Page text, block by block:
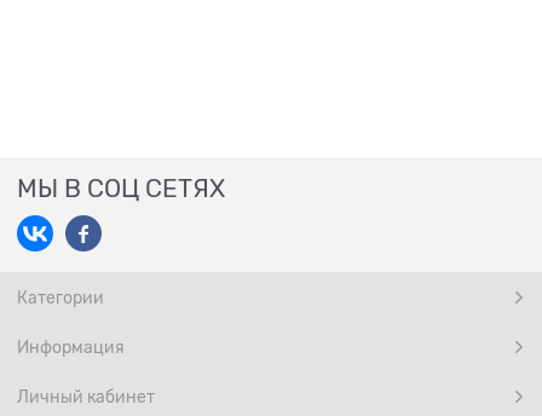
МЫ В СОЦ СЕТЯХ
Категории
Информация
Личный кабинет